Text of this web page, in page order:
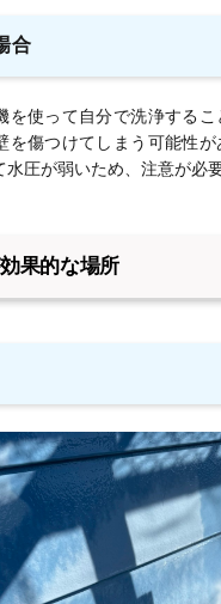
合
を使って自分で洗浄する
を傷つけてしまう可能性
圧が弱いため、注意が必要
果的な場所